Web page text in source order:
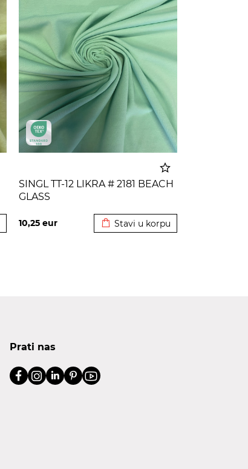
SINGL TT-12 LIKRA # 2181 BEACH
GLASS
10,25 eur Stavi u korpu
Prati nas